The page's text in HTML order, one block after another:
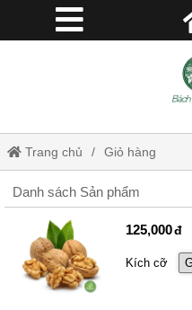
Trang chủ Giỏ hàng
Danh sách Sản phẩm
125,000
Kích cỡ